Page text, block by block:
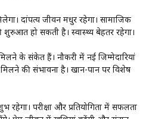
दांपत्य जीवन मधुर रहेगा। सामाजिक
शुरुआत हो सकती है। स्वास्थ्य बेहतर रहेगा।
के संकेत हैं। नौकरी में नई जिम्मेदारियां
की संभावना है। खान-पान पर विशेष
रहेगा। परीक्षा और प्रतियोगिता में सफलता